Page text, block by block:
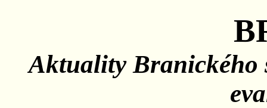
Aktuality Branického